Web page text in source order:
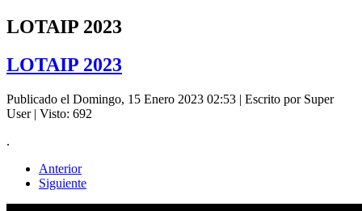
LOTAIP 2023
LOTAIP 2023
Publicado el Domingo, 15 Enero 2023 02:53 | Escrito por Super
User| Visto: 692
.
Anterior
Siguiente